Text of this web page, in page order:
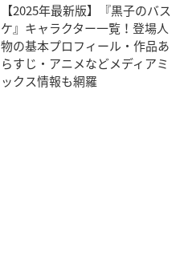
【2025年最新版】『黒子のバス
ケ』キャラクター一覧！登場人
物の基本プロフィール・作品あ
らすじ・アニメなどメディアミ
ックス情報も網羅